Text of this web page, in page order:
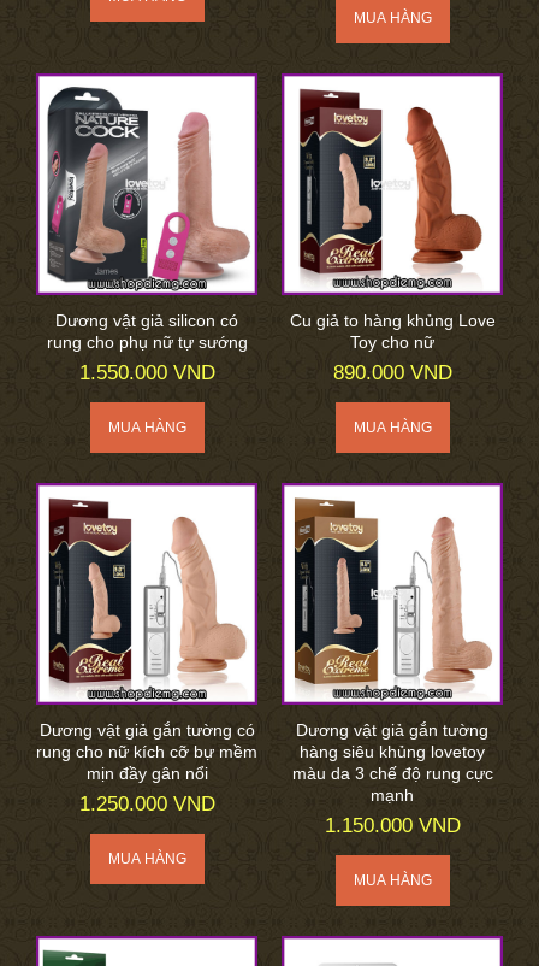
Dương vật giả silicon có
rung cho phụ nữ tự sướng
1.550.000 VND
Cu giả to hàng khủng Love
Toy cho nữ
890.000 VND
Dương vật giả gắn tường có
rung cho nữ kích cỡ bự mềm
mịn đầy gân nổi
1.250.000 VND
Dương vật giả gắn tường
hàng siêu khủng lovetoy
màu da 3 chế độ rung cực
mạnh
1.150.000 VND